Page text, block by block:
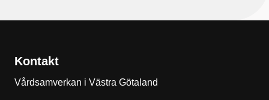
Kontakt
Vårdsamverkan i Västra Götaland